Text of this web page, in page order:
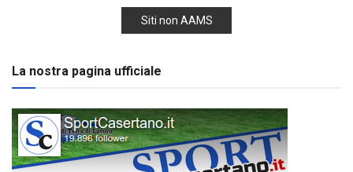
Siti non AAMS
La nostra pagina ufficiale